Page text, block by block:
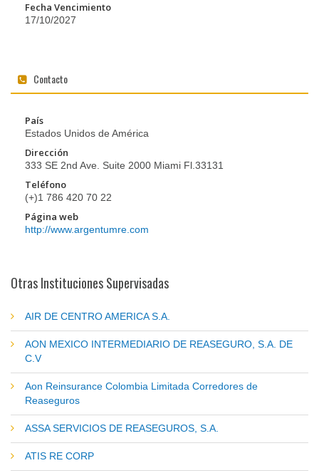
Fecha Vencimiento
17/10/2027
Contacto
País
Estados Unidos de América
Dirección
333 SE 2nd Ave. Suite 2000 Miami Fl.33131
Teléfono
(+)1 786 420 70 22
Página web
http://www.argentumre.com
Otras Instituciones Supervisadas
AIR DE CENTRO AMERICA S.A.
AON MEXICO INTERMEDIARIO DE REASEGURO, S.A. DE
C.V
Aon Reinsurance Colombia Limitada Corredores de
Reaseguros
ASSA SERVICIOS DE REASEGUROS, S.A.
ATIS RE CORP